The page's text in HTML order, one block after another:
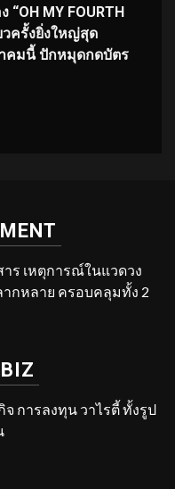
MY FOURTH
วครั้งยิ่งใหญ่สุด
คมนี้ ปักหมุดกดบัตร
ร เหตุการณ์ในแวดวง
กหลาย ครอบคลุมทั้ง 2
การลงทุน วาไรตี้ ทั้งรูป